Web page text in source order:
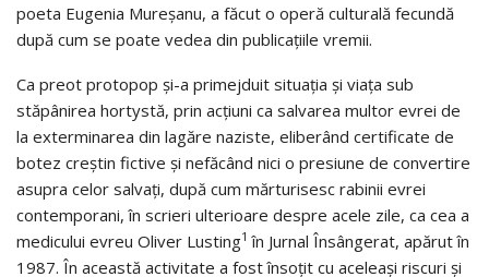
poeta Eugenia Mureşanu, a făcut o operă culturală fecundă
după cum se poate vedea din publicaţiile vremii.
Ca preot protopop şi-a primejduit situaţia şi viaţa sub
stăpânirea hortystă, prin acţiuni ca salvarea multor evrei de
la exterminarea din lagăre naziste, eliberând certificate de
botez creştin fictive şi nefăcând nici o presiune de convertire
asupra celor salvaţi, după cum mărturisesc rabinii evrei
contemporani, în scrieri ulterioare despre acele zile, ca cea a
medicului evreu Oliver Lusting1 în Jurnal Însângerat, apărut în
1987. În această activitate a fost însoţit cu aceleaşi riscuri şi